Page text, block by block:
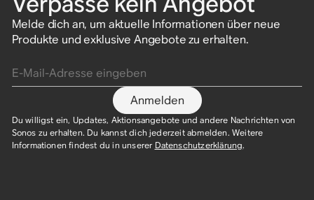
Melde dich an, um aktuelle Informationen über neue
Produkte und exklusive Angebote zu erhalten.
Anmelden
Du willigst ein, Updates, Aktionsangebote und andere Nachrichten von
Sonos zu erhalten. Du kannst dich jederzeit abmelden. Weitere
Informationen findest du in unserer Datenschutzerklärung.​